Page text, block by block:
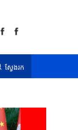
ស្វែងរក